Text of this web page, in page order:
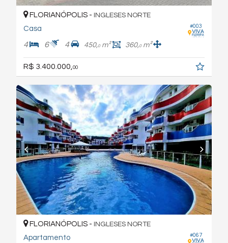
#003
FLORIANÓPOLIS - INGLESES NORTE
Casa
4 6 4 450,0m² 360,0m²
R$ 3.400.000, 00
#067
FLORIANÓPOLIS - INGLESES NORTE
Apartamento